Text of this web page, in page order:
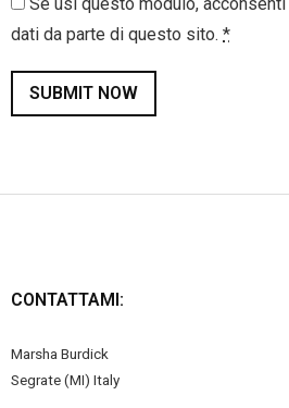
dati da parte di questo sito. *
CONTATTAMI:
Marsha Burdick
Segrate (MI) Italy